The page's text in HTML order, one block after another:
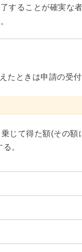
することが確実な者
ときは申請の受付
じて得た額(その額
。